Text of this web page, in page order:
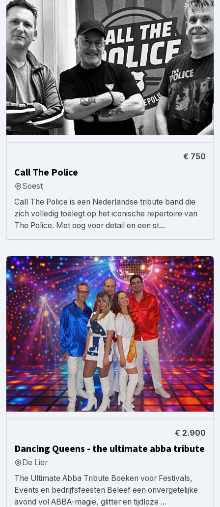
€ 750
Call The Police
Soest
Call The Police is een Nederlandse tribute band die
zich volledig toelegt op het iconische repertoire van
The Police. Met oog voor detail en een st...
€ 2.900
Dancing Queens - the ultimate abba tribute
De Lier
The Ultimate Abba Tribute Boeken voor Festivals,
Events en bedrijfsfeesten Beleef een onvergetelijke
avond vol ABBA-magie, glitter en tijdloze ...